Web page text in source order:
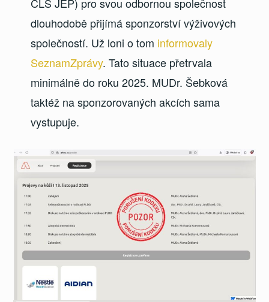
ČLS JEP) pro svou odbornou společnost
dlouhodobě přijímá sponzorství výživových
společností. Už loni o tom informovaly
SeznamZprávy. Tato situace přetrvala
minimálně do roku 2025. MUDr. Šebková
taktéž na sponzorovaných akcích sama
vystupuje.